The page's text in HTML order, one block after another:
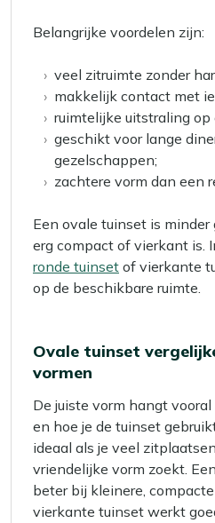
Belangrijke voordelen zijn:
veel zitruimte zonder
makkelijk contact met
ruimtelijke uitstraling op
geschikt voor lange
gezelschappen;
zachtere vorm dan een
Een ovale tuinset is minder
erg compact of vierkant is.
ronde tuinset of vierkante
op de beschikbare ruimte.
Ovale tuinset
vormen
De juiste vorm hangt
en hoe je de tuinset
ideaal als je veel
vriendelijke vorm zoekt.
beter bij kleinere,
vierkante tuinset werkt